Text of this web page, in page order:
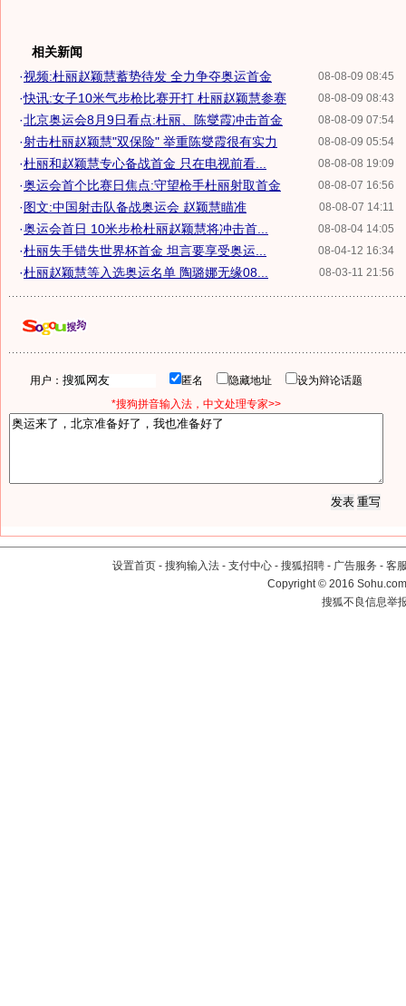
相关新闻
08-08-09 08:45
·视频:杜丽赵颖慧蓄势待发 全力争夺奥运首金
08-08-09 08:43
·快讯:女子10米气步枪比赛开打 杜丽赵颖慧参赛
08-08-09 07:54
·北京奥运会8月9日看点:杜丽、陈燮霞冲击首金
08-08-09 05:54
·射击杜丽赵颖慧"双保险" 举重陈燮霞很有实力
08-08-08 19:09
·杜丽和赵颖慧专心备战首金 只在电视前看...
08-08-07 16:56
·奥运会首个比赛日焦点:守望枪手杜丽射取首金
08-08-07 14:11
·图文:中国射击队备战奥运会 赵颖慧瞄准
08-08-04 14:05
·奥运会首日 10米步枪杜丽赵颖慧将冲击首...
08-04-12 16:34
·杜丽失手错失世界杯首金 坦言要享受奥运...
08-03-11 21:56
·杜丽赵颖慧等入选奥运名单 陶璐娜无缘08...
用户： 匿名 隐藏地址
设为辩论话题
*搜狗拼音输入法，中文处理专家>>
设置首页 - 搜狗输入法 - 支付中心 - 搜狐招聘 - 广告服务 - 客
Copyright©2016
搜狐不良信息举